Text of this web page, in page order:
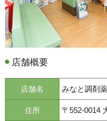
店舗概要
店舗名 みなと調剤
住所 〒552-0014